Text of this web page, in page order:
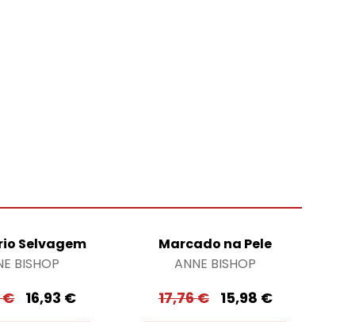
Selvagem
BISHOP
€ 16,93 €
Marcado na Pele
ANNE BISHOP
17,76€ 15,98 €